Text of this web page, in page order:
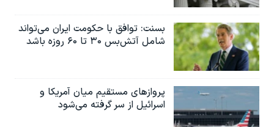
بسنت: توافق با حکومت ایران می‌تواند
شامل آتش‌بس ۳۰ تا ۶۰ روزه باشد
پروازهای مستقیم میان آمریکا و
اسرائیل از سر گرفته می‌شود